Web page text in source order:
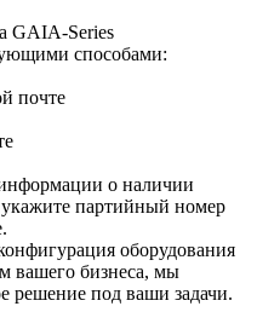
GAIA-Series
способами:
почте
о наличии
укажите партийный номер
оборудования
вашего бизнеса, мы
решение под ваши задачи.